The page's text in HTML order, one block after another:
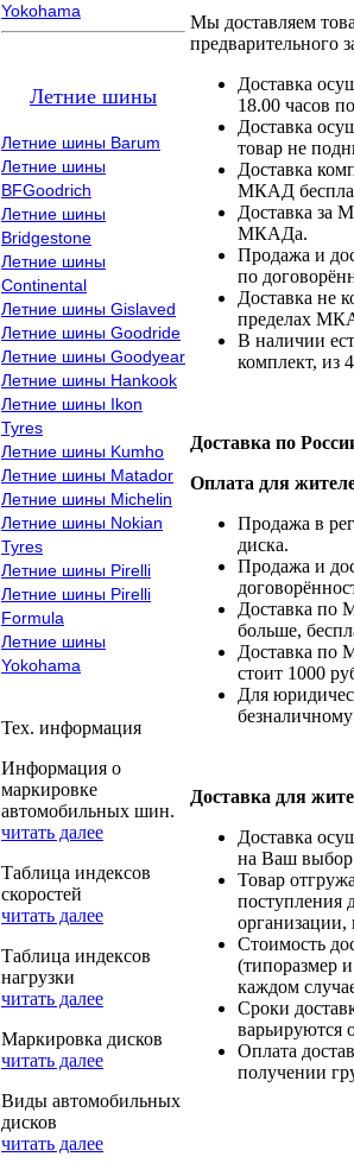
Yokohama
Летние шины
Летние шины Barum
Летние шины
BFGoodrich
Летние шины
Bridgestone
Летние шины
Continental
Летние шины Gislaved
Летние шины Goodride
Летние шины Goodyear
Летние шины Hankook
Летние шины Ikon
Tyres
Летние шины Kumho
Летние шины Matador
Летние шины Michelin
Летние шины Nokian
Tyres
Летние шины Pirelli
Летние шины Pirelli
Formula
Летние шины
Yokohama
Тех. информация
Информация о
маркировке
автомобильных шин.
читать далее
Таблица индексов
скоростей
читать далее
Таблица индексов
нагрузки
читать далее
Маркировка дисков
читать далее
Виды автомобильных
дисков
читать далее
Мы доставляем
предварительного
Доставка
18.00 часов
Доставка
товар не
Доставка
МКАД
Доставка за
МКАДа.
Продажа и
по
Доставка не
пределах
В наличии
комплект, из
Доставка по
Оплата для
Продажа в
диска.
Продажа и
Доставка по
больше,
Доставка по
стоит 1000
Для
безналичному
Доставка для
Доставка
на Ваш
Товар
поступления
организации,
Стоимость
(типоразмер
каждом
Сроки
варьируются
Оплата
получении